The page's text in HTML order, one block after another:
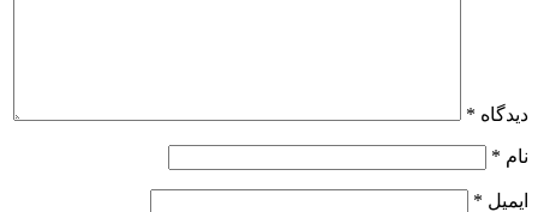
دیدگاه *
نام *
ایمیل *